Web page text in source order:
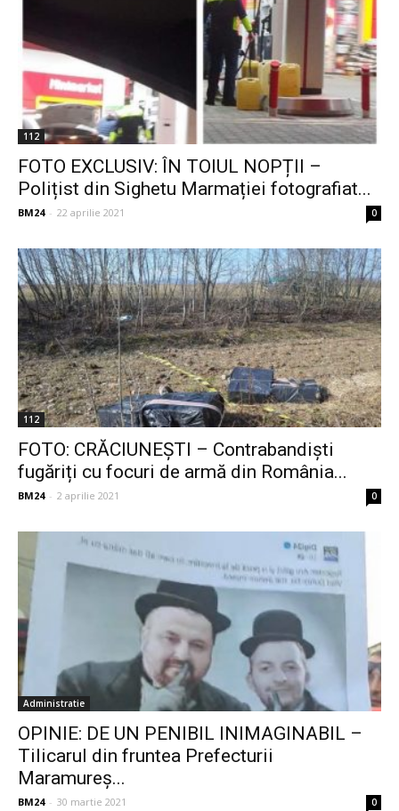
112
FOTO EXCLUSIV: ÎN TOIUL NOPȚII –
Polițist din Sighetu Marmației fotografiat...
BM24 - 22 aprilie 2021 0
112
FOTO: CRĂCIUNEȘTI – Contrabandiști
fugăriți cu focuri de armă din România...
BM24 - 2 aprilie 2021 0
Administratie
OPINIE: DE UN PENIBIL INIMAGINABIL –
Tilicarul din fruntea Prefecturii
Maramureș...
BM24 - 30 martie 2021 0